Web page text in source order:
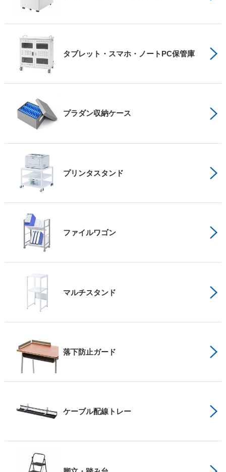
タブレット・スマホ・ノートPC保管庫
プラダン収納ケース
プリンタスタンド
ファイルワゴン
マルチスタンド
落下防止ガード
ケーブル配線トレー